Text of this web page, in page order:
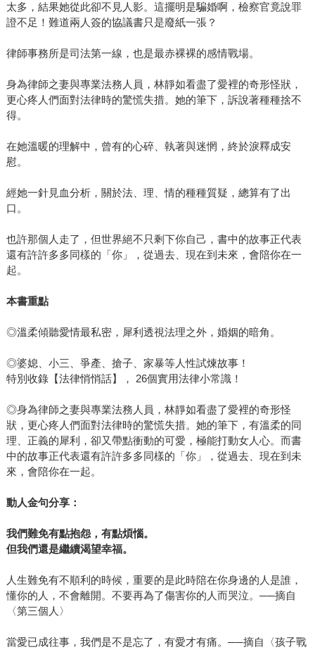
太多，結果她從此卻不見人影。這擺明是騙婚啊，檢察官竟說罪
證不足！難道兩人簽的協議書只是廢紙一張？
律師事務所是司法第一線，也是最赤裸裸的感情戰場。
身為律師之妻與專業法務人員，林靜如看盡了愛裡的奇形怪狀，
更心疼人們面對法律時的驚慌失措。她的筆下，訴說著種種捨不
得。
在她溫暖的理解中，曾有的心碎、執著與迷惘，終於淚釋成安
慰。
經她一針見血分析，關於法、理、情的種種質疑，總算有了出
口。
也許那個人走了，但世界絕不只剩下你自己，書中的故事正代表
還有許許多多同樣的「你」，從過去、現在到未來，會陪你在一
起。
本書重點
◎溫柔傾聽愛情最私密，犀利透視法理之外，婚姻的暗角。
◎婆媳、小三、爭產、搶子、家暴等人性試煉故事！
特別收錄【法律悄悄話】， 26個實用法律小常識！
◎身為律師之妻與專業法務人員，林靜如看盡了愛裡的奇形怪
狀，更心疼人們面對法律時的驚慌失措。她的筆下，有溫柔的同
理、正義的犀利，卻又帶點衝動的可愛，極能打動女人心。而書
中的故事正代表還有許許多多同樣的「你」，從過去、現在到未
來，會陪你在一起。
動人金句分享：
我們難免有點抱怨，有點煩惱。
但我們還是繼續渴望幸福。
人生難免有不順利的時候，重要的是此時陪在你身邊的人是誰，
懂你的人，不會離開。不要再為了傷害你的人而哭泣。──摘自
〈第三個人〉
當愛已成往事，我們是不是忘了，有愛才有痛。──摘自〈孩子戰